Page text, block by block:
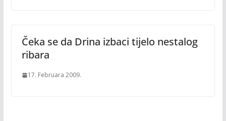
Čeka se da Drina izbaci tijelo nestalog
ribara
17. Februara 2009.